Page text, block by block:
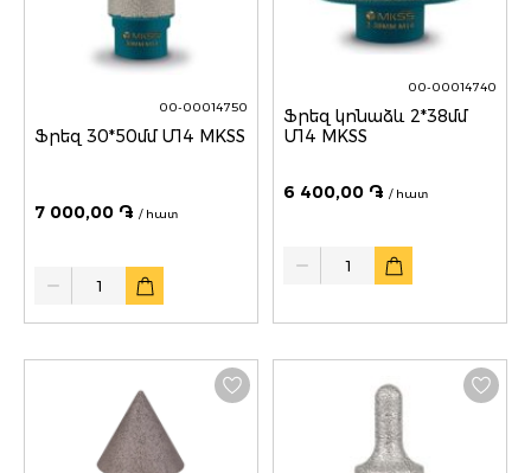
00-00014750
Ֆրեզ 30*50մմ Մ14 MKSS
7 000,00 ֏ / հատ
Quantity
00-00014740
Ֆրեզ կոնաձև 2*38մմ
Մ14 MKSS
6 400,00 ֏ / հատ
Quantity